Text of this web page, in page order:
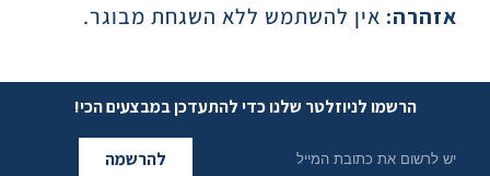
אזהרה: אין להשתמש ללא השגחת מבוגר.
הרשמו לניוזלטר שלנו כדי להתעדכן במבצעים הכי!
להרשמה